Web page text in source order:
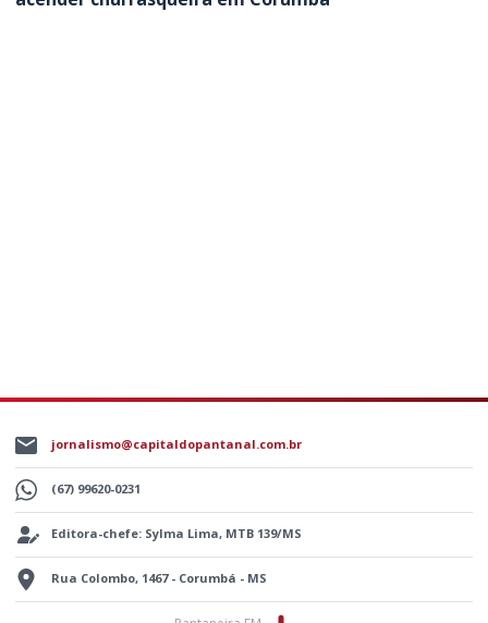
jornalismo@capitaldopantanal.com.br
(67) 99620-0231
Editora-chefe: Sylma Lima, MTB 139/MS
Rua Colombo, 1467 - Corumbá - MS